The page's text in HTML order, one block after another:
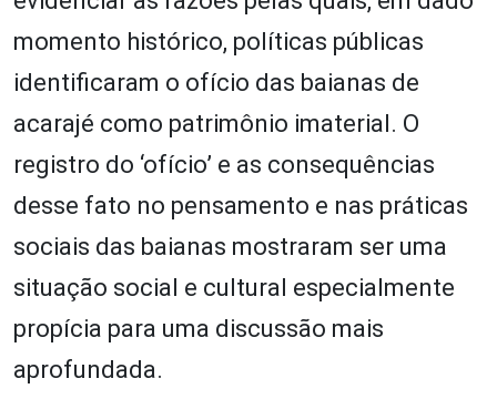
momento histórico, políticas públicas
identificaram o ofício das baianas de
acarajé como patrimônio imaterial. O
registro do ‘ofício’ e as consequências
desse fato no pensamento e nas práticas
sociais das baianas mostraram ser uma
situação social e cultural especialmente
propícia para uma discussão mais
aprofundada.